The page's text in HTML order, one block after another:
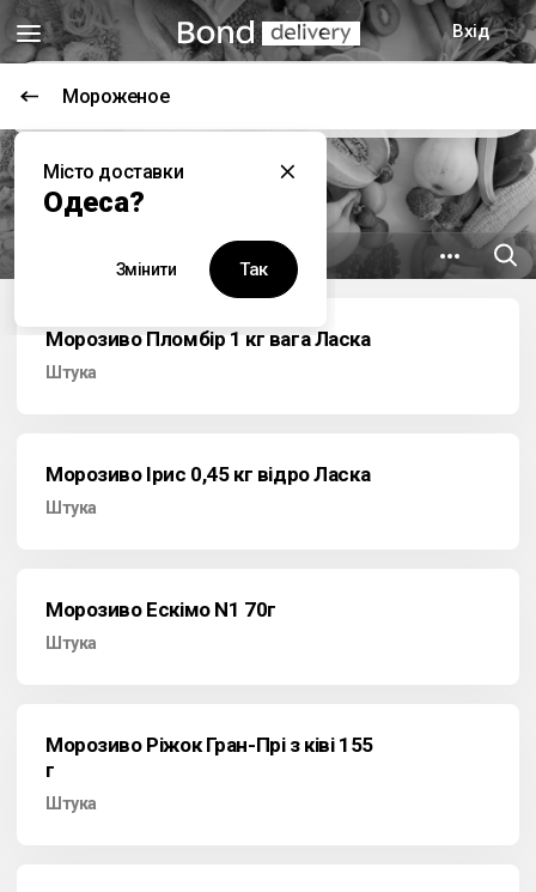
Місто доставки
Одеса?
Змінити Так
Вхід
Цей заклад наразі не працює
Гурманъ
8.7 км
Мороженое
Морозиво Пломбір 1 кг вага Ласка
Штука
Морозиво Ірис 0,45 кг відро Ласка
Штука
Морозиво Ескімо N1 70г
Штука
Морозиво Ріжок Гран-Прі з ківі 155
г
Штука